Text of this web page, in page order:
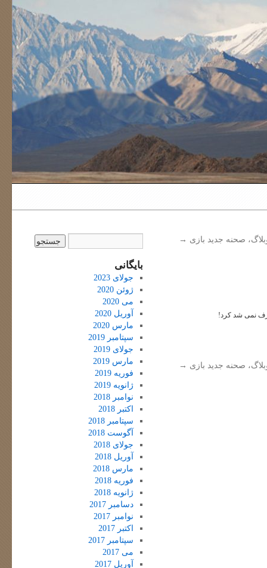
صحنه جدید بازی →
نمی شد کرد!
صحنه جدید بازی →
بایگانی
جولای 2023
ژوئن 2020
می 2020
آوریل 2020
مارس 2020
سپتامبر 2019
جولای 2019
مارس 2019
فوریه 2019
ژانویه 2019
نوامبر 2018
اکتبر 2018
سپتامبر 2018
آگوست 2018
جولای 2018
آوریل 2018
مارس 2018
فوریه 2018
ژانویه 2018
دسامبر 2017
نوامبر 2017
اکتبر 2017
سپتامبر 2017
می 2017
آوریل 2017